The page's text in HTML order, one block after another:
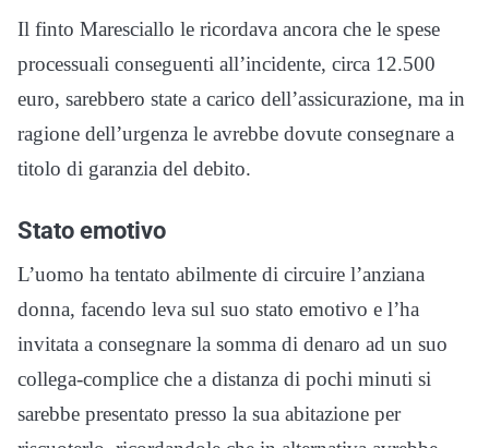
Il finto Maresciallo le ricordava ancora che le spese
processuali conseguenti all’incidente, circa 12.500
euro, sarebbero state a carico dell’assicurazione, ma in
ragione dell’urgenza le avrebbe dovute consegnare a
titolo di garanzia del debito.
Stato emotivo
L’uomo ha tentato abilmente di circuire l’anziana
donna, facendo leva sul suo stato emotivo e l’ha
invitata a consegnare la somma di denaro ad un suo
collega-complice che a distanza di pochi minuti si
sarebbe presentato presso la sua abitazione per